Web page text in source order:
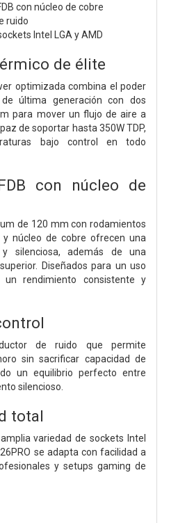
con núcleo de cobre
ruido
Intel LGA y AMD
de élite
optimizada combina el poder
última generación con dos
para mover un flujo de aire a
de soportar hasta 350W TDP,
bajo control en todo
con núcleo de
de 120 mm con rodamientos
y núcleo de cobre ofrecen una
silenciosa, además de una
Diseñados para un uso
un rendimiento consistente y
de ruido que permite
sin sacrificar capacidad de
un equilibrio perfecto entre
silencioso.
total
variedad de sockets Intel
se adapta con facilidad a
y setups gaming de